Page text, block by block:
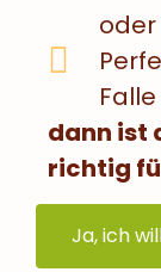
dann ist
richtig
Ja, ich